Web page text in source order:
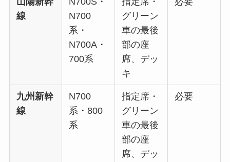
線
N700
系・
N700A・
700系
グリーン
車の最後
部の座
席、デッ
キ
九州新幹
線
N700
系・800
系
指定席・
グリーン
車の最後
部の座
席、デッ
必要